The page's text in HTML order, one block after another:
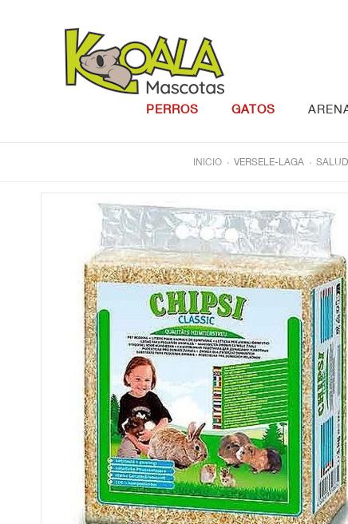
PERROS GATOS
INICIO . VERSELE-LAGA .